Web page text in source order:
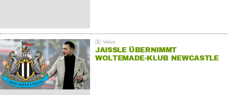
JAISSLE ÜBERNIMMT
WOLTEMADE-KLUB NEWCASTLE